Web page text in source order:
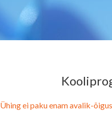
Ühing ei paku enam avalik-